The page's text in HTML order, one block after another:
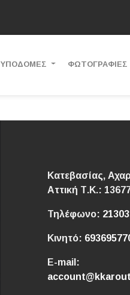
ΥΠΟΔΟΜΕΣ ΦΩΤΟΓΡΑΦΙΕΣ
Κατεβασίας,
Αττική Τ.Κ.:
Τηλέφωνο:
Κινητό:
E-mail: